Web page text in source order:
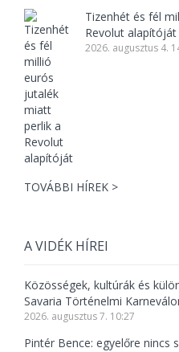
Tizenhét és fél
Revolut alapítóját
2026. augusztus 4.
TOVÁBBI HÍREK >
A VIDÉK HÍREI
Közösségek, kultúrák és
Savaria Történelmi
2026. augusztus 7. 10:27
Pintér Bence: egyelőre nincs